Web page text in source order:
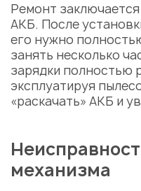
Ремонт
АКБ. После
его нужно
занять несколько
зарядки полностью
эксплуатируя
«раскачать» АКБ и
механизма